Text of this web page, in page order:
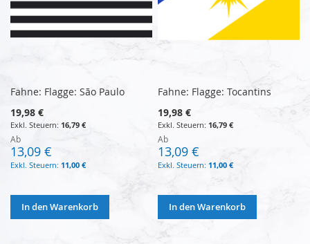
Fahne: Flagge: São Paulo
19,98 €
16,79 €
Ab
13,09 €
11,00 €
In den Warenkorb
Fahne: Flagge: Tocantins
19,98 €
16,79 €
Ab
13,09 €
11,00 €
In den Warenkorb